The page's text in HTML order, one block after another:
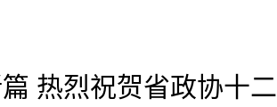
热烈祝贺省政协十二